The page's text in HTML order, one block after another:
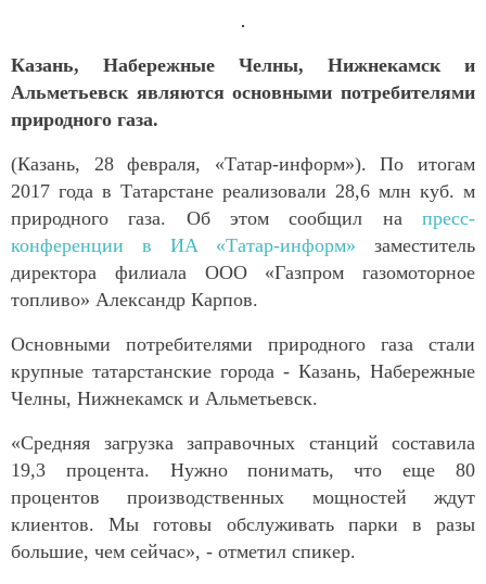
Казань, Набережные Челны, Нижнекамск и
Альметьевск являются основными потребителями
природного газа.
(Казань, 28 февраля, «Татар-информ»). По итогам
2017 года в Татарстане реализовали 28,6 млн куб. м
природного газа. Об этом сообщил на пресс-
конференции в ИА «Татар-информ» заместитель
директора филиала ООО «Газпром газомоторное
топливо» Александр Карпов.
Основными потребителями природного газа стали
крупные татарстанские города - Казань, Набережные
Челны, Нижнекамск и Альметьевск.
«Средняя загрузка заправочных станций составила
19,3 процента. Нужно понимать, что еще 80
процентов производственных мощностей ждут
клиентов. Мы готовы обслуживать парки в разы
большие, чем сейчас», - отметил спикер.